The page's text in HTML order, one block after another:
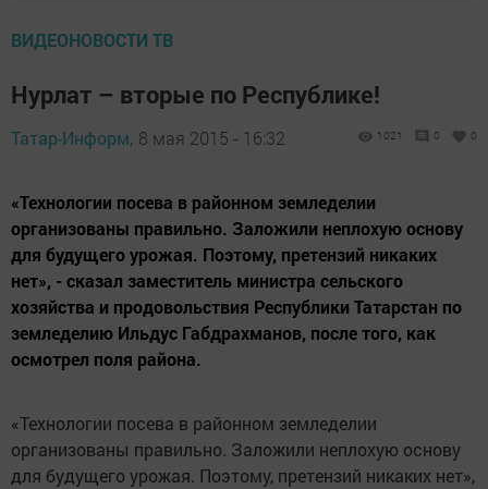
ВИДЕОНОВОСТИ ТВ
Нурлат – вторые по Республике!
Татар-Информ, 8 мая 2015 - 16:32 1021 0 0
«Технологии посева в районном земледелии
организованы правильно. Заложили неплохую основу
для будущего урожая. Поэтому, претензий никаких
нет», - сказал заместитель министра сельского
хозяйства и продовольствия Республики Татарстан по
земледелию Ильдус Габдрахманов, после того, как
осмотрел поля района.
«Технологии посева в районном земледелии
организованы правильно. Заложили неплохую основу
для будущего урожая. Поэтому, претензий никаких нет»,